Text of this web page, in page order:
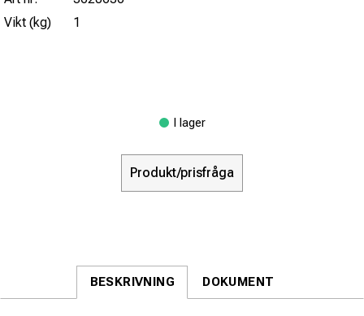
Vikt (kg)
1
I lager
Produkt/prisfråga
BESKRIVNING DOKUMENT